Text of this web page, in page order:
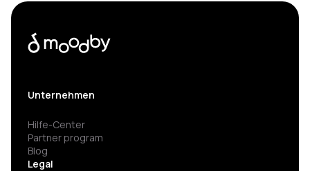
Unternehmen
Hilfe-Center
Partner program
Blog
Legal